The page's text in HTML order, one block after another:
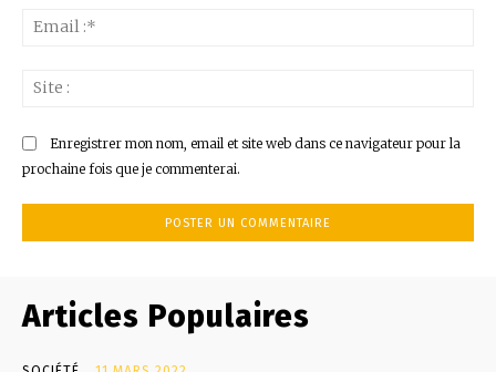
Enregistrer mon nom, email et site web dans ce navigateur pour la
prochaine fois que je commenterai.
Articles Populaires